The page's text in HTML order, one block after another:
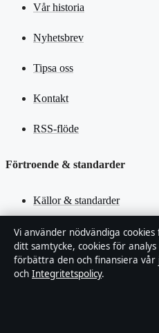
Vår historia
Nyhetsbrev
Tipsa oss
Kontakt
RSS-flöde
Förtroende & standarder
Källor & standarder
Redaktionell policy
Rättelsepolicy
Vi använder nödvändiga
ditt samtycke, cookies för
förbättra den och finansiera vår
och Integritetspolicy.